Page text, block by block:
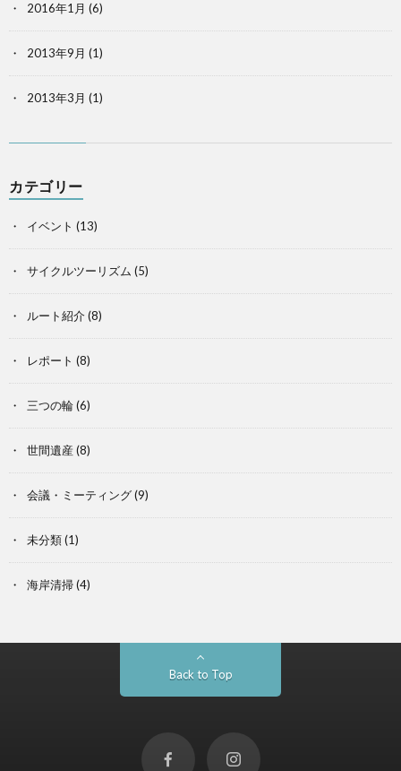
2016年1月 (6)
2013年9月 (1)
2013年3月 (1)
カテゴリー
イベント (13)
サイクルツーリズム (5)
ルート紹介(8)
レポート (8)
三つの輪(6)
世間遺産 (8)
会議・ミーティング(9)
未分類(1)
海岸清掃(4)
Back to Top